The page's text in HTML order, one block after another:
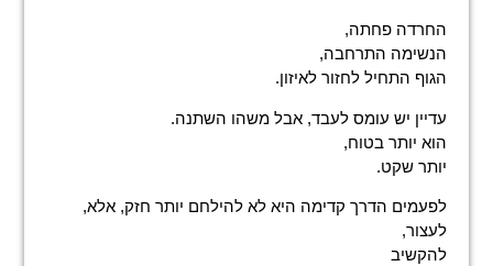
החרדה פחתה,
הנשימה התרחבה,
הגוף התחיל לחזור לאיזון.
עדיין יש עומס לעבד, אבל משהו השתנה.
הוא יותר בטוח,
יותר שקט.
לפעמים הדרך קדימה היא לא להילחם יותר חזק, אלא,
לעצור,
להקשיב